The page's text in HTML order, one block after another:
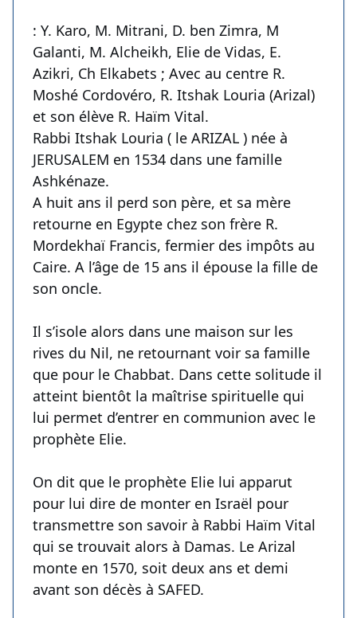
: Y. Karo, M. Mitrani, D. ben Zimra, M
Galanti, M. Alcheikh, Elie de Vidas, E.
Azikri, Ch Elkabets ; Avec au centre R.
Moshé Cordovéro, R. Itshak Louria (Arizal)
et son élève R. Haïm Vital.
Rabbi Itshak Louria ( le ARIZAL ) née à
JERUSALEM en 1534 dans une famille
Ashkénaze.
A huit ans il perd son père, et sa mère
retourne en Egypte chez son frère R.
Mordekhaï Francis, fermier des impôts au
Caire. A l’âge de 15 ans il épouse la fille de
son oncle.
Il s’isole alors dans une maison sur les
rives du Nil, ne retournant voir sa famille
que pour le Chabbat. Dans cette solitude il
atteint bientôt la maîtrise spirituelle qui
lui permet d’entrer en communion avec le
prophète Elie.
On dit que le prophète Elie lui apparut
pour lui dire de monter en Israël pour
transmettre son savoir à Rabbi Haïm Vital
qui se trouvait alors à Damas. Le Arizal
monte en 1570, soit deux ans et demi
avant son décès à SAFED.